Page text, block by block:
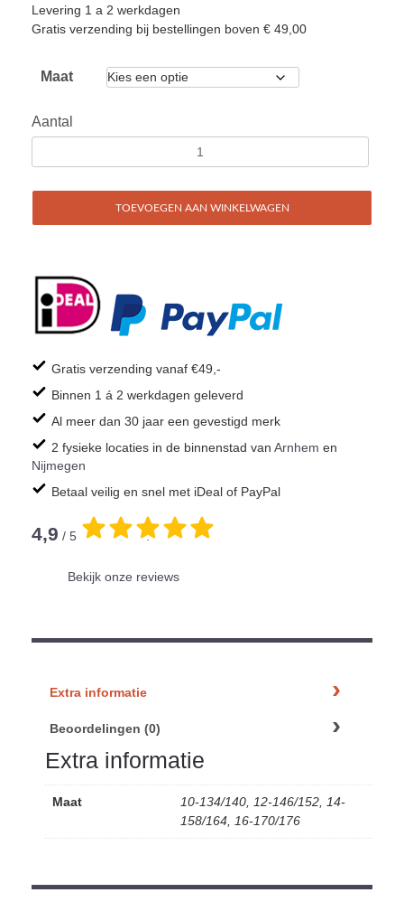
Levering 1 a 2 werkdagen
Gratis verzending bij bestellingen boven € 49,00
Maat
Aantal
TOEVOEGEN AAN WINKELWAGEN
Gratis verzending vanaf €49,-
Binnen 1 á 2 werkdagen geleverd
Al meer dan 30 jaar een gevestigd merk
2 fysieke locaties in de binnenstad van Arnhem en
Nijmegen
Betaal veilig en snel met iDeal of PayPal
4,9 / 5 .
Bekijk onze reviews
Extra informatie
Beoordelingen (0)
Extra informatie
Maat
10-134/140, 12-146/152, 14-
158/164, 16-170/176